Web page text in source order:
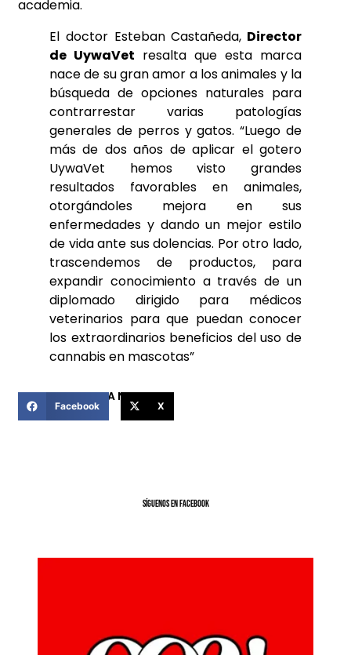
academia.
El doctor Esteban Castañeda, Director
de UywaVet resalta que esta marca
nace de su gran amor a los animales y la
búsqueda de opciones naturales para
contrarrestar varias patologías
generales de perros y gatos. “Luego de
más de dos años de aplicar el gotero
UywaVet hemos visto grandes
resultados favorables en animales,
otorgándoles mejora en sus
enfermedades y dando un mejor estilo
de vida ante sus dolencias. Por otro lado,
trascendemos de productos, para
expandir conocimiento a través de un
diplomado dirigido para médicos
veterinarios para que puedan conocer
los extraordinarios beneficios del uso de
cannabis en mascotas”
COMPARTIR ESTA NOTICIA
Facebook X
SíGUENOS EN FACEBOOK